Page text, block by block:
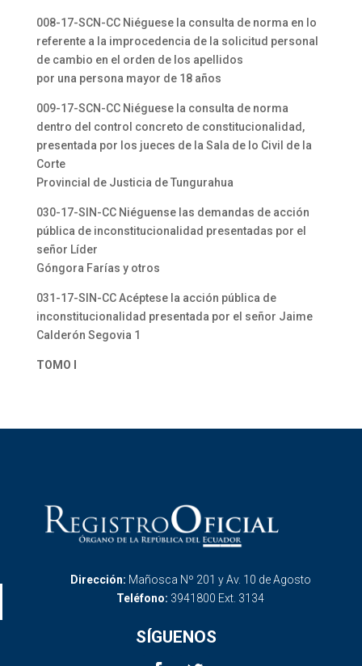
008-17-SCN-CC Niéguese la consulta de norma en lo
referente a la improcedencia de la solicitud personal
de cambio en el orden de los apellidos
por una persona mayor de 18 años
009-17-SCN-CC Niéguese la consulta de norma
dentro del control concreto de constitucionalidad,
presentada por los jueces de la Sala de lo Civil de la
Corte
Provincial de Justicia de Tungurahua
030-17-SIN-CC Niéguense las demandas de acción
pública de inconstitucionalidad presentadas por el
señor Líder
Góngora Farías y otros
031-17-SIN-CC Acéptese la acción pública de
inconstitucionalidad presentada por el señor Jaime
Calderón Segovia 1
TOMO I
Dirección: Mañosca Nº 201 y Av. 10 de Agosto
Teléfono: 3941800 Ext. 3134
SÍGUENOS